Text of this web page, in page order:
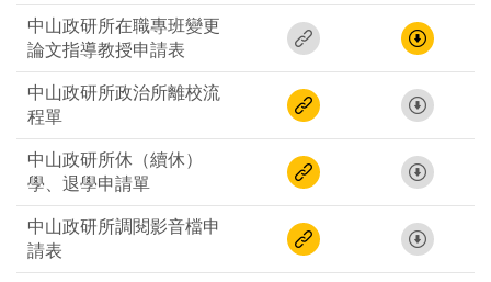
中山政研所在職專班變更
論文指導教授申請表
中山政研所政治所離校流
程單
中山政研所休（續休）
學、退學申請單
中山政研所調閱影音檔申
請表